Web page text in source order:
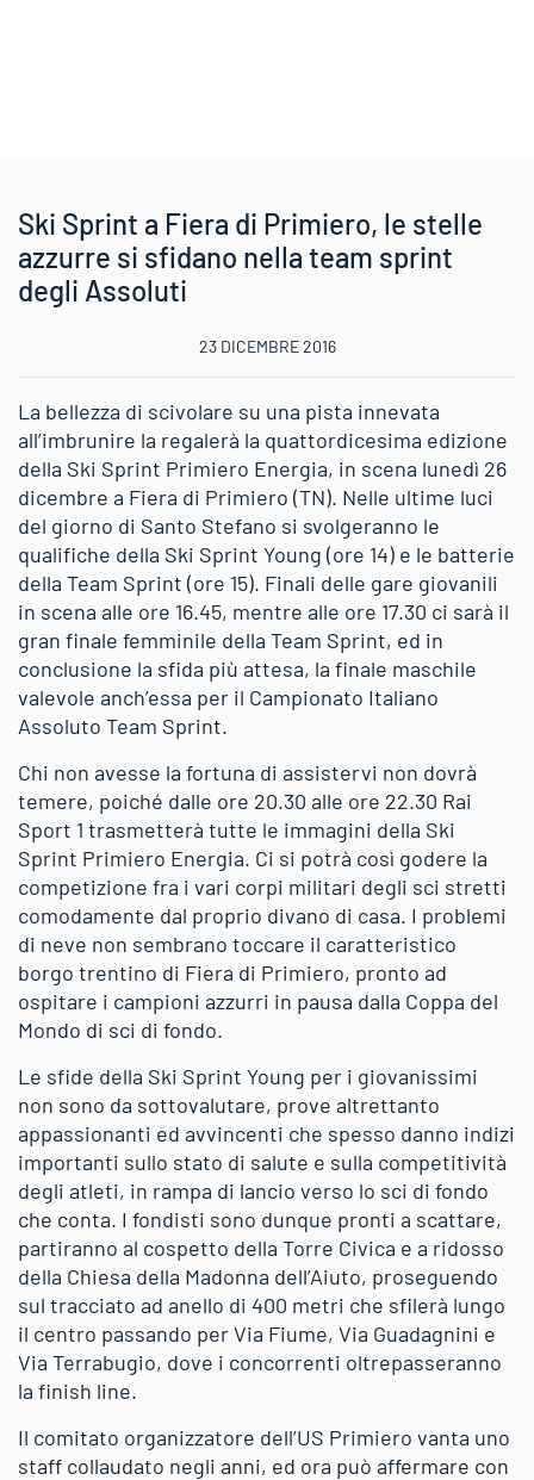
Ski Sprint a Fiera di Primiero, le stelle
azzurre si sfidano nella team sprint
degli Assoluti
23 DICEMBRE 2016
La bellezza di scivolare su una pista innevata
all’imbrunire la regalerà la quattordicesima edizione
della Ski Sprint Primiero Energia, in scena lunedì 26
dicembre a Fiera di Primiero (TN). Nelle ultime luci
del giorno di Santo Stefano si svolgeranno le
qualifiche della Ski Sprint Young (ore 14) e le batterie
della Team Sprint (ore 15). Finali delle gare giovanili
in scena alle ore 16.45, mentre alle ore 17.30 ci sarà il
gran finale femminile della Team Sprint, ed in
conclusione la sfida più attesa, la finale maschile
valevole anch’essa per il Campionato Italiano
Assoluto Team Sprint.
Chi non avesse la fortuna di assistervi non dovrà
temere, poiché dalle ore 20.30 alle ore 22.30 Rai
Sport 1 trasmetterà tutte le immagini della Ski
Sprint Primiero Energia. Ci si potrà così godere la
competizione fra i vari corpi militari degli sci stretti
comodamente dal proprio divano di casa. I problemi
di neve non sembrano toccare il caratteristico
borgo trentino di Fiera di Primiero, pronto ad
ospitare i campioni azzurri in pausa dalla Coppa del
Mondo di sci di fondo.
Le sfide della Ski Sprint Young per i giovanissimi
non sono da sottovalutare, prove altrettanto
appassionanti ed avvincenti che spesso danno indizi
importanti sullo stato di salute e sulla competitività
degli atleti, in rampa di lancio verso lo sci di fondo
che conta. I fondisti sono dunque pronti a scattare,
partiranno al cospetto della Torre Civica e a ridosso
della Chiesa della Madonna dell’Aiuto, proseguendo
sul tracciato ad anello di 400 metri che sfilerà lungo
il centro passando per Via Fiume, Via Guadagnini e
Via Terrabugio, dove i concorrenti oltrepasseranno
la finish line.
Il comitato organizzatore dell’US Primiero vanta uno
staff collaudato negli anni, ed ora può affermare con